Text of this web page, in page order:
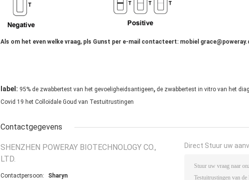
Als om het even welke vraag, pls Gunst per e-mail contacteert: mobiel
label: 95% de zwabbertest van het gevoeligheidsantigeen, de zwabbertest in vitro van het
Covid 19 het Colloïdale Goud van Testuitrustingen
Contactgegevens
SHENZHEN POWERAY BIOTECHNOLOGY CO.,
LTD.
Contactpersoon:
Sharyn
Direct Stuur uw